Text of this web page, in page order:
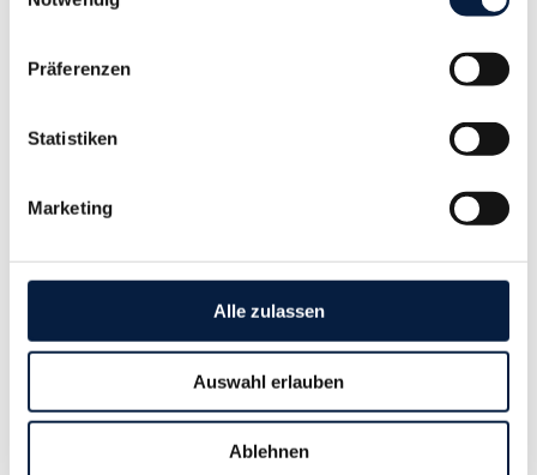
Präferenzen
Statistiken
Marketing
Alle zulassen
Auswahl erlauben
Ablehnen
März 2018
letzten Anhebung im April 2014 wurden die Kategoriemietzinse
vereinbart werden und sind...
empfehlen drucken
Erhöhung Kategoriemietzinse und Richtwerte